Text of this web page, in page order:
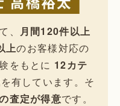
、 月間120件以上
上のお客様対応の
をもとに 12カテ
を有しています。そ
査定が得意です。